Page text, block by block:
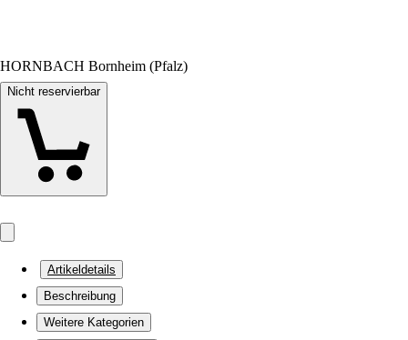
HORNBACH Bornheim (Pfalz)
Nicht reservierbar
Artikeldetails
Beschreibung
Weitere Kategorien